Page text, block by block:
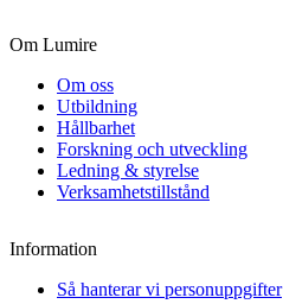
Om Lumire
Om oss
Utbildning
Hållbarhet
Forskning och utveckling
Ledning & styrelse
Verksamhetstillstånd
Information
Så hanterar vi personuppgifter